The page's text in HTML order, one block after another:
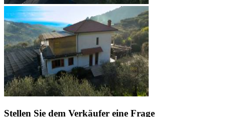
Stellen Sie dem Verkäufer eine Frage